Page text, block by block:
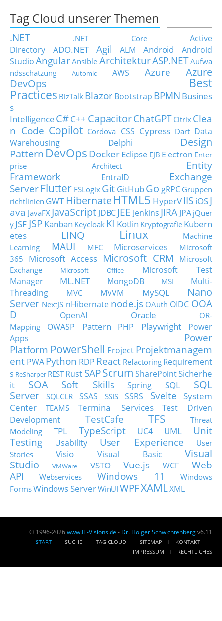
Tag Cloud unserer Themen
.NET .NET Core
Active
Directory
ADO.NET Agil ALM Android
Android
StudioAngularAnsible ArchitekturASP.NETAufwa
ndsschätzung
Automic AWS Azure
Azure
DevOps
Best
Practices BizTalk Blazor Bootstrap BPMN Busines
s
Intelligence C#C++ CapacitorChatGPT Citrix Clea
n Code Copilot Cordova CSS Cypress Dart Data
Warehousing
Delphi
Design
Pattern DevOps DockerEclipse EJB Electron Enter
prise Architect
Entity
Framework
EntraID
Exchange
Server Flutter FSLogix Git GitHubGo gRPC Gruppen
richtlinien GWT HibernateHTML5 HyperVIIS iOSJ
ava JavaFX JavaScript JDBC JEE Jenkins JIRA JPA jQuer
y JSF JSP Kanban Keycloak KI Kotlin Kryptografie Kubern
etes
LINQ Linux
Machine
Learning
MAUI MFC Microservices
Microsoft
365
Microsoft Access Microsoft CRM
Microsoft
Exchange
Microsoft Office
Microsoft Test
Manager
ML.NET MongoDB MSI
Multi-
Threading
MVC MVVM MySQL
Nano
Server NextJS nHibernate node.js OAuth OIDC OOA
D
OpenAI Oracle
OR-
Mapping
OWASP Pattern PHP Playwright
Power
Apps
Power
Platform PowerShell Project Projektmanagem
ent PWA Python RDP React Refactoring Requirement
s ReSharper RESTRust SAPScrum SharePointSicherhe
it
SOA Soft Skills Spring SQL
SQL
Server
SQLCLR SSAS SSIS SSRS Svelte
System
Center
TEAMS Terminal Services
Test Driven
Development
TestCafe TFS
Threat
Modeling
TPL TypeScript UC4 UML
Unit
Testing
Usability User Experience
User
Stories
Visio Visual Basic
Visual
Studio
VMWare VSTO Vue.js WCF
Web
API
Webservices Windows 11
Windows
FormsWindows ServerWinUI WPFXAMLXML
© 1996-2026www.IT-Visions.de - Dr. Holger Schwichtenbergv6.11
START SUCHE TAG CLOUD SITEMAP
KONTAKT
IMPRESSUM
RECHTLICHES